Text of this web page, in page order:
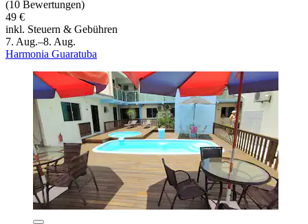
(10 Bewertungen)
49 €
inkl. Steuern & Gebühren
7. Aug.–8. Aug.
Harmonia Guaratuba